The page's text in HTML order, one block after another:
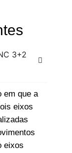
3+2
em que a
eixos
eixos